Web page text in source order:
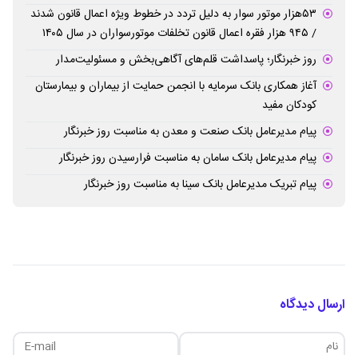
۵۳هزار موتور سوار به دلیل تردد در خطوط ویژه اعمال قانون شدند
/ ۹۴۵ هزار فقره اعمال قانون تخلفات موتورسواران در سال ۱۴۰۵
روز خبرنگار؛ پاسداشت قلم‌های آگاهی‌بخش و مسئولیت‌مدار
آغاز همکاری بانک سرمایه با انجمن حمایت از بیماران و بیمارستان
کودکان مفید
پیام مدیرعامل بانک صنعت و معدن به مناسبت روز خبرنگار
پیام مدیرعامل بانک سامان به مناسبت فرارسیدن روز خبرنگار
پیام تبریک مدیرعامل بانک سینا به مناسبت روز خبرنگار
ارسال دیدگاه